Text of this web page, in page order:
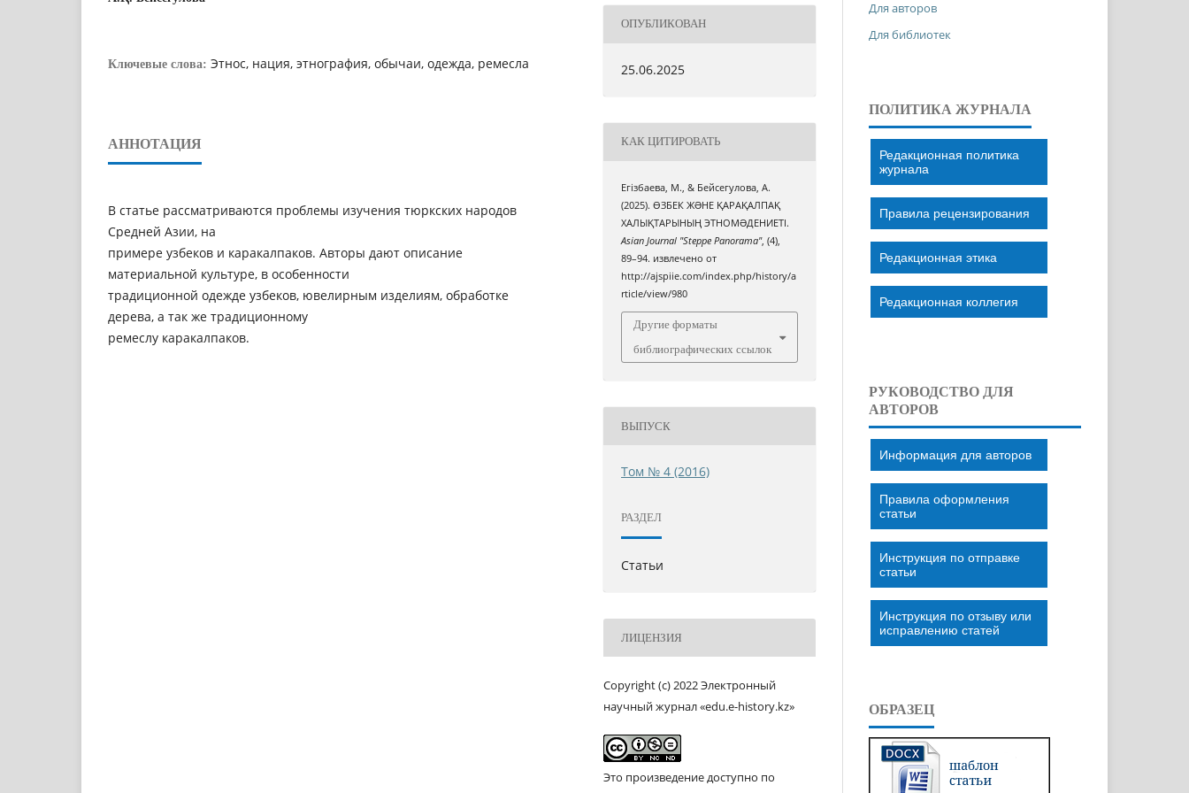
Ключевые слова: Этнос, нация, этнография, обычаи, одежда, ремесла
АННОТАЦИЯ
В статье рассматриваются проблемы изучения тюркских народов
Средней Азии, на
примере узбеков и каракалпаков. Авторы дают описание
материальной культуре, в особенности
традиционной одежде узбеков, ювелирным изделиям, обработке
дерева, а так же традиционному
ремеслу каракалпаков.
ОПУБЛИКОВАН
25.06.2025
КАК ЦИТИРОВАТЬ
Егізбаева, М., & Бейсегулова, А.
(2025). ӨЗБЕК ЖƏНЕ ҚАРАҚАЛПАҚ
ХАЛЫҚТАРЫНЫҢ ЭТНОМƏДЕНИЕТІ.
Asian Journal "Steppe Panorama", (4),
89–94. извлечено от
http://ajspiie.com/index.php/history/a
rticle/view/980
Другие форматы
библиографических ссылок
ВЫПУСК
Том № 4 (2016)
РАЗДЕЛ
Статьи
ЛИЦЕНЗИЯ
Copyright (c) 2022 Электронный
научный журнал «edu.e-history.kz»
Это произведение доступно по
Для авторов
Для библиотек
ПОЛИТИКА ЖУРНАЛА
Редакционная политика
журнала
Правила рецензирования
Редакционная этика
Редакционная коллегия
РУКОВОДСТВО ДЛЯ
АВТОРОВ
Информация для авторов
Правила оформления
статьи
Инструкция по отправке
статьи
Инструкция по отзыву или
исправлению статей
ОБРАЗЕЦ